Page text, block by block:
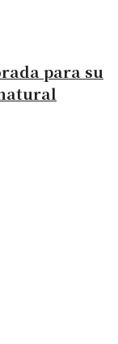
para su